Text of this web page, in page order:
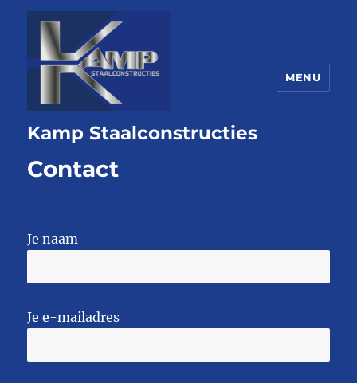
Kamp Staalconstructies
MENU
Contact
Je naam
Je e-mailadres